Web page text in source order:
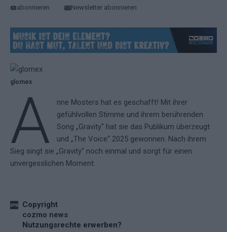
abonnieren
Newsletter abonnieren
glomex
A
nne Mosters hat es geschafft! Mit ihrer
gefühlvollen Stimme und ihrem berührenden
Song „Gravity“ hat sie das Publikum überzeugt
und „The Voice“ 2025 gewonnen. Nach ihrem
Sieg singt sie „Gravity“ noch einmal und sorgt für einen
unvergesslichen Moment.
Copyright
cozmo news
Nutzungsrechte erwerben?